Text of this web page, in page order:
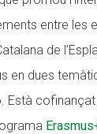
entre les
de
en dues
Està
I
I